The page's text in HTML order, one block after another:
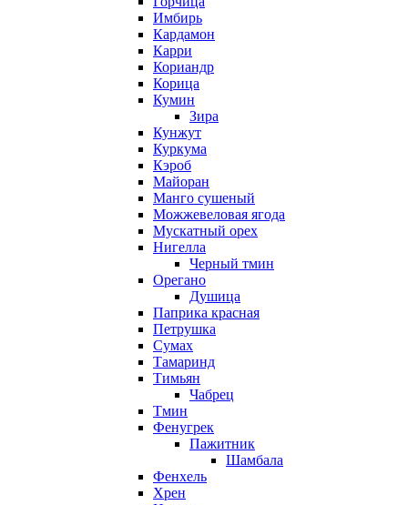
Имбирь
Кардамон
Карри
Кориандр
Корица
Кумин
Зира
Кунжут
Куркума
Кэроб
Майоран
Манго сушеный
Можжевеловая ягода
Мускатный орех
Нигелла
Черный тмин
Орегано
Душица
Паприка красная
Петрушка
Сумах
Тамаринд
Тимьян
Чабрец
Тмин
Фенугрек
Пажитник
Шамбала
Фенхель
Хрен